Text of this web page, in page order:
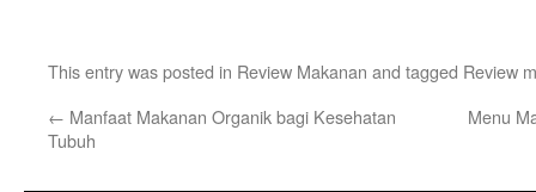
This entry was posted in Review Makanan and tagged Review
← Manfaat Makanan Organik bagi Kesehatan
Tubuh
Menu